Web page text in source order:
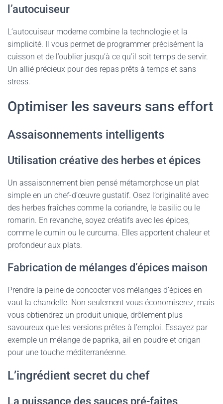
l’autocuiseur
L’autocuiseur moderne combine la technologie et la
simplicité. Il vous permet de programmer précisément la
cuisson et de l’oublier jusqu’à ce qu’il soit temps de servir.
Un allié précieux pour des repas prêts à temps et sans
stress.
Optimiser les saveurs sans effort
Assaisonnements intelligents
Utilisation créative des herbes et épices
Un assaisonnement bien pensé métamorphose un plat
simple en un chef-d’œuvre gustatif. Osez l’originalité avec
des herbes fraîches comme la coriandre, le basilic ou le
romarin. En revanche, soyez créatifs avec les épices,
comme le cumin ou le curcuma. Elles apportent chaleur et
profondeur aux plats.
Fabrication de mélanges d’épices maison
Prendre la peine de concocter vos mélanges d’épices en
vaut la chandelle. Non seulement vous économiserez, mais
vous obtiendrez un produit unique, drôlement plus
savoureux que les versions prêtes à l’emploi. Essayez par
exemple un mélange de paprika, ail en poudre et origan
pour une touche méditerranéenne.
L’ingrédient secret du chef
La puissance des sauces pré-faites